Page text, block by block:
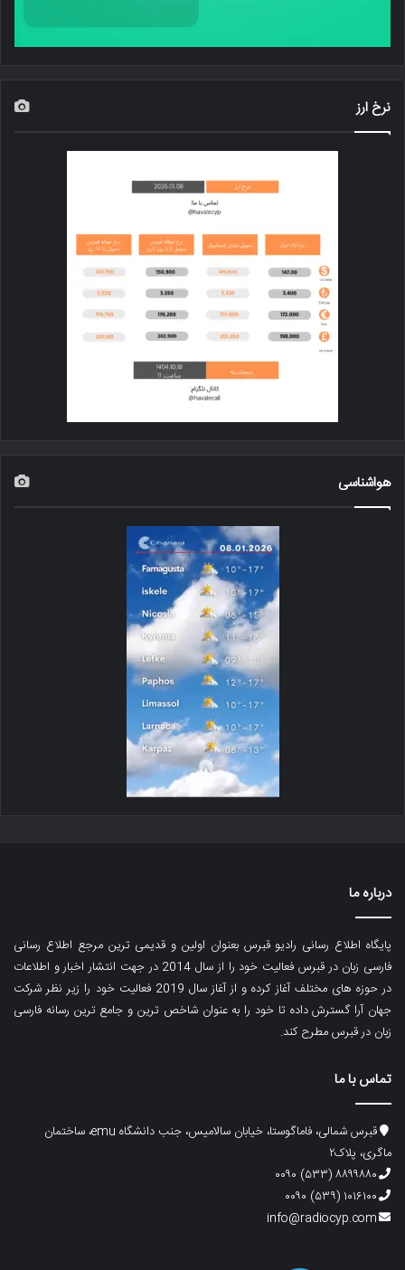
نرخ ارز
هواشناسی
درباره ما
پایگاه اطلاع رسانی رادیو قبرس بعنوان اولین و قدیمی ترین مرجع اطلاع رسانی
فارسی زبان در قبرس فعالیت خود را از سال 2014 در جهت انتشار اخبار و اطلاعات
در حوزه های مختلف آغاز کرده و از آغاز سال 2019 فعالیت خود را زیر نظر شرکت
جهان آرا گسترش داده تا خود را به عنوان شاخص ترین و جامع ترین رسانه فارسی
زبان در قبرس مطرح کند.
تماس با ما
قبرس شمالی، فاماگوستا، خیابان سالامیس، جنب دانشگاه emu، ساختمان
ماگری، پلاک۲
۸۸۹۹۸۸۰ (۵۳۳) ۰۰۹۰
۱۰۱۶۱۰۰ (۵۳۹) ۰۰۹۰
info@radiocyp.com